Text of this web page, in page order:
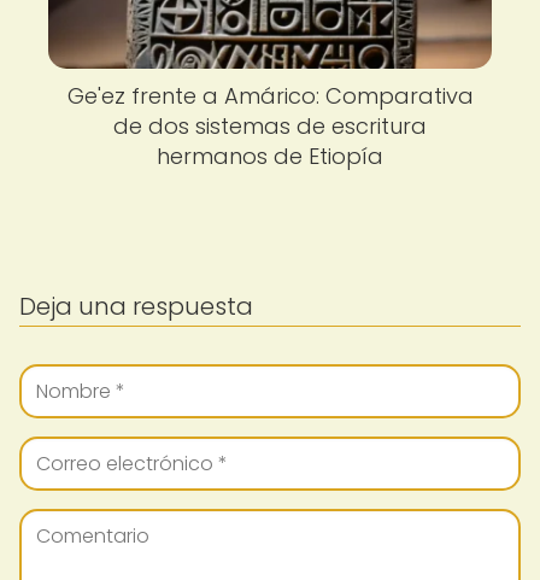
Ge'ez frente a Amárico: Comparativa
de dos sistemas de escritura
hermanos de Etiopía
Deja una respuesta